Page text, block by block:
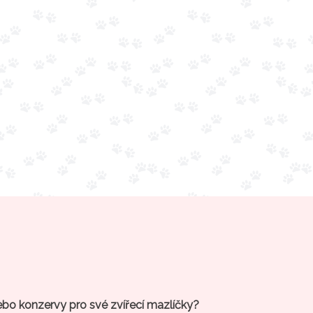
konzervy pro své zvířecí mazlíčky?